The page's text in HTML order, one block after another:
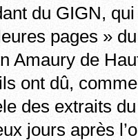
du GIGN,
pages »
Amaury de
ont dû,
des extraits
jours après